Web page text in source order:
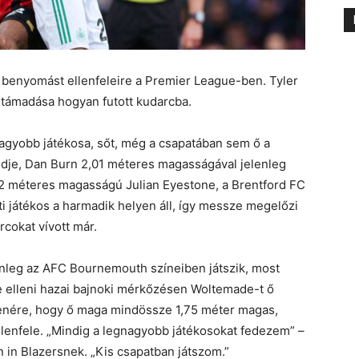
ellenfeleire a Premier League-ben. Tyler
hogyan futott kudarcba.
játékosa, sőt, még a csapatában sem ő a
Dan Burn 2,01 méteres magasságával jelenleg
magasságú Julian Eyestone, a Brentford FC
a harmadik helyen áll, így messze megelőzi
vívott már.
az AFC Bournemouth színeiben játszik, most
hazai bajnoki mérkőzésen Woltemade-t ő
hogy ő maga mindössze 1,75 méter magas,
„Mindig a legnagyobb játékosokat fedezem” –
Blazersnek. „Kis csapatban játszom.”